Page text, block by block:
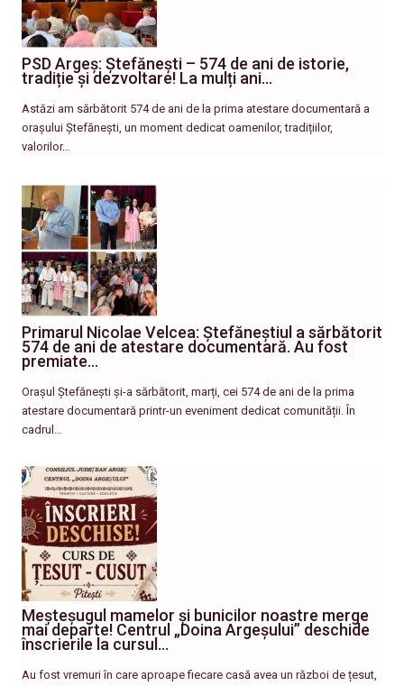
PSD Argeș: Ștefănești – 574 de ani de istorie,
tradiție și dezvoltare! La mulți ani…
Astăzi am sărbătorit 574 de ani de la prima atestare documentară a
orașului Ștefănești, un moment dedicat oamenilor, tradițiilor,
valorilor…
Primarul Nicolae Velcea: Ștefăneștiul a sărbătorit
574 de ani de atestare documentară. Au fost
premiate…
Orașul Ștefănești și-a sărbătorit, marți, cei 574 de ani de la prima
atestare documentară printr-un eveniment dedicat comunității. În
cadrul…
Meșteșugul mamelor și bunicilor noastre merge
mai departe! Centrul „Doina Argeșului” deschide
înscrierile la cursul…
Au fost vremuri în care aproape fiecare casă avea un război de țesut,